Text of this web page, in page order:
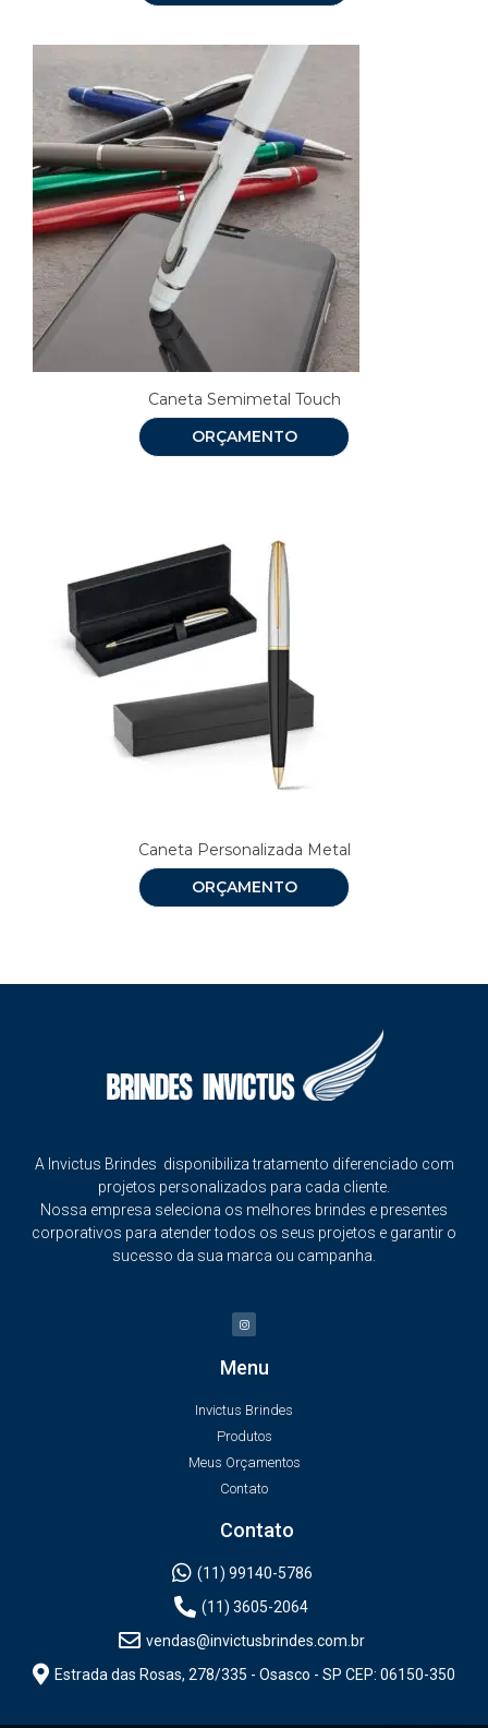
Caneta Semimetal Touch
ORÇAMENTO
Caneta Personalizada Metal
ORÇAMENTO
A Invictus Brindes disponibiliza tratamento diferenciado com
projetos personalizados para cada cliente.
Nossa empresa seleciona os melhores brindes e presentes
corporativos para atender todos os seus projetos e garantir o
sucesso da sua marca ou campanha.
Menu
Invictus Brindes
Produtos
Meus Orçamentos
Contato
Contato
(11) 99140-5786
(11) 3605-2064
vendas@invictusbrindes.com.br
Estrada das Rosas, 278/335 - Osasco - SP CEP: 06150-350